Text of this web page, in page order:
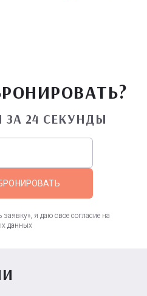
24 СЕКУНДЫ
я даю свое согласие на
данных